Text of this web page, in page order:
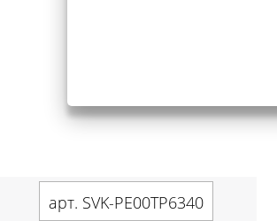
арт. SVK-PE00TP6340